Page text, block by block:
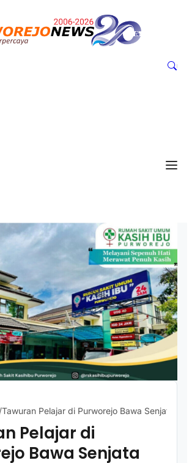
/Tawuran Pelajar di Purworejo Bawa Senjata
Pelajar di
Bawa Senjata